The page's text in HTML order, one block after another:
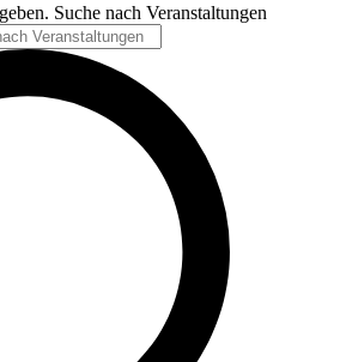
Suche nach Veranstaltungen